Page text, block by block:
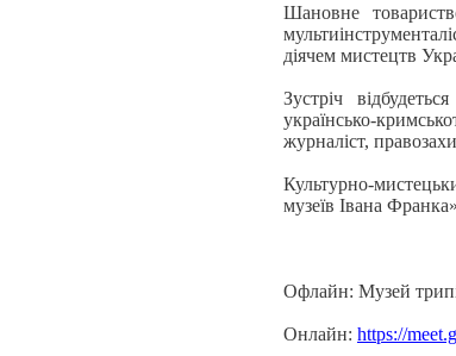
Шановне
діячем мистецтв
Зустріч
українсько-
журналіст,
Культурно-
музеїв Івана
Офлайн: Музей
Онлайн: https://